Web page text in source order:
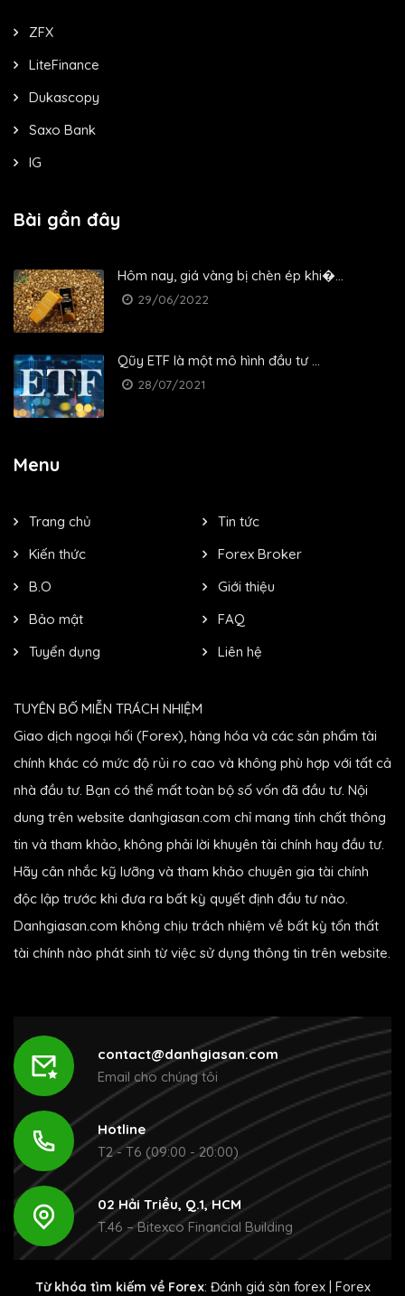
ZFX
LiteFinance
Dukascopy
Saxo Bank
IG
Bài gần đây
Hôm nay, giá vàng bị chèn ép khi�...
29/06/2022
Qũy ETF là một mô hình đầu tư ...
28/07/2021
Menu
Trang chủ
Tin tức
Kiến thức
Forex Broker
B.O
Giới thiệu
Bảo mật
FAQ
Tuyển dụng
Liên hệ
TUYÊN BỐ MIỄN TRÁCH NHIỆM
Giao dịch ngoại hối (Forex), hàng hóa và các sản phẩm tài
chính khác có mức độ rủi ro cao và không phù hợp với tất cả
nhà đầu tư. Bạn có thể mất toàn bộ số vốn đã đầu tư. Nội
dung trên website danhgiasan.com chỉ mang tính chất thông
tin và tham khảo, không phải lời khuyên tài chính hay đầu tư.
Hãy cân nhắc kỹ lưỡng và tham khảo chuyên gia tài chính
độc lập trước khi đưa ra bất kỳ quyết định đầu tư nào.
Danhgiasan.com không chịu trách nhiệm về bất kỳ tổn thất
tài chính nào phát sinh từ việc sử dụng thông tin trên website.
contact@danhgiasan.com
Email cho chúng tôi
Hotline
T2 - T6 (09:00 - 20:00)
02 Hải Triều, Q.1, HCM
T.46 – Bitexco Financial Building
Từ khóa tìm kiếm về Forex: Đánh giá sàn forex| Forex